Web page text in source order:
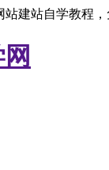
建站自学教程